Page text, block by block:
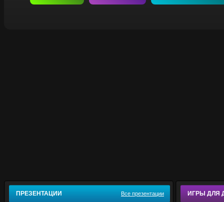
ПРЕЗЕНТАЦИИ Все презентации ИГРЫ ДЛЯ